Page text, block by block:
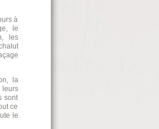
à
le
les
la
leurs
sont
ce
le